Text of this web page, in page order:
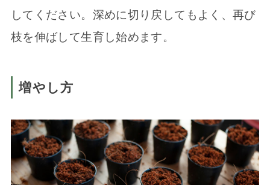
してください。深めに切り戻してもよく、再び
枝を伸ばして生育し始めます。
増やし方